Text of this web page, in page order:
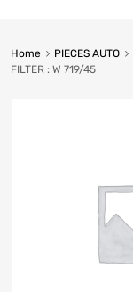
Home PIECES AUTO
FILTER : W 719/45